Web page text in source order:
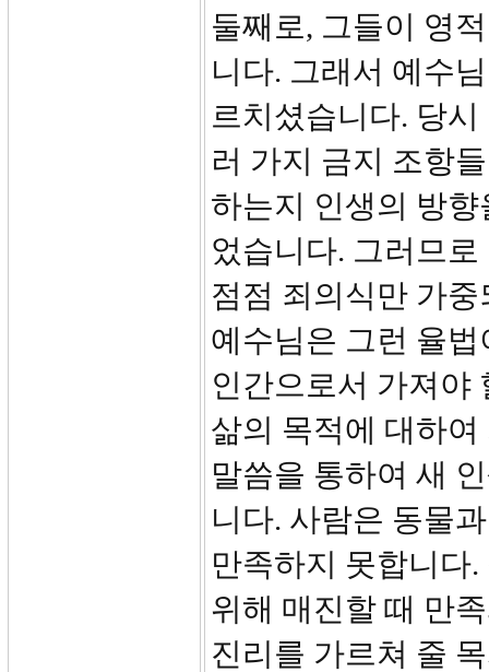
둘째로, 그들이 영
니다. 그래서 예수
르치셨습니다. 당
러 가지 금지 조항
하는지 인생의 방
었습니다. 그러므
점점 죄의식만 가
예수님은 그런 율
인간으로서 가져야
삶의 목적에 대하
말씀을 통하여 새
니다. 사람은 동물
만족하지 못합니다
위해 매진할 때 만
진리를 가르쳐 줄